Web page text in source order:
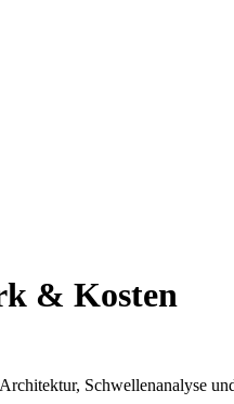
& Kosten
Schwellenanalyse